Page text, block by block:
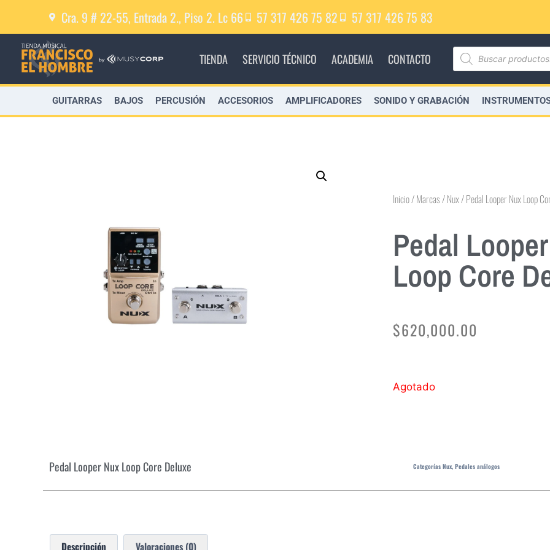
Cra. 9 # 22-55, Entrada 2., Piso 2. Lc 66 57 317 426 75 82 57 317 426 75 83
TIENDA SERVICIO TÉCNICO ACADEMIA CONTACTO
GUITARRAS BAJOS PERCUSIÓN ACCESORIOS AMPLIFICADORES SONIDO Y GRABACIÓN
Inicio/Marcas/Nux/ Pedal Looper Nux Loop
Pedal
Loop Core
$620,000.00
Agotado
Pedal Looper Nux Loop Core Deluxe Categorías Nux,Pedales análogos
Descripción Valoraciones (0)